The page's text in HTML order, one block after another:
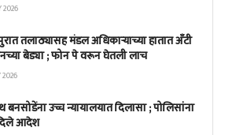
2026
तलाठ्यासह मंडल अधिकाऱ्याच्या हातात अँटी
बेड्या ; फोन पे वरून घेतली लाच
2026
बनसोडेंना उच्च न्यायालयात दिलासा ; पोलिसांना
आदेश